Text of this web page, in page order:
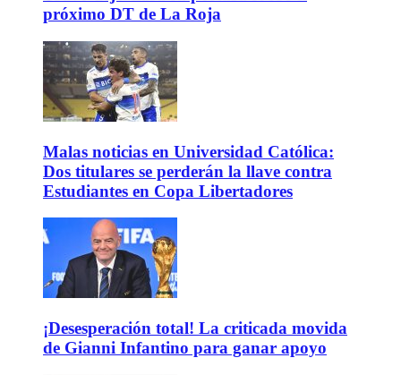
próximo DT de La Roja
Malas noticias en Universidad Católica:
Dos titulares se perderán la llave contra
Estudiantes en Copa Libertadores
¡Desesperación total! La criticada movida
de Gianni Infantino para ganar apoyo